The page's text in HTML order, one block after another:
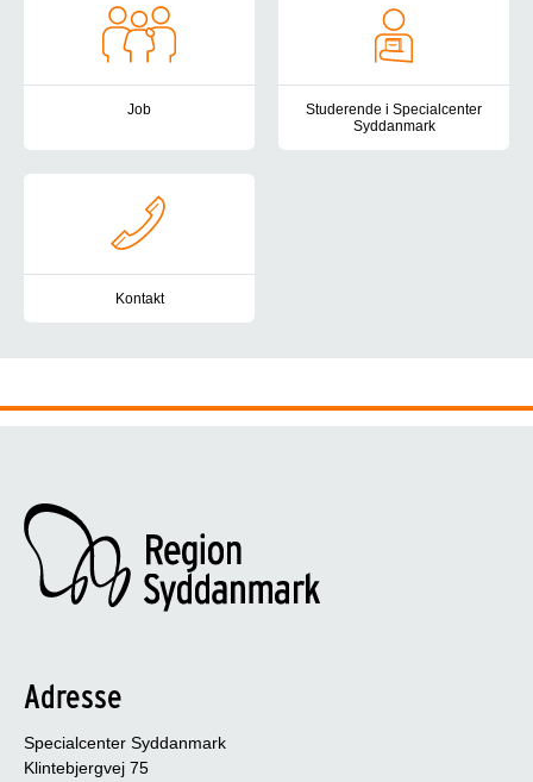
Job
Er du vores nye kollega? Hos Specialcenter Syddanmark
Studerende i Specialcenter
Syddanmark
Kontakt
Adresse
Specialcenter Syddanmark
Klintebjergvej 75